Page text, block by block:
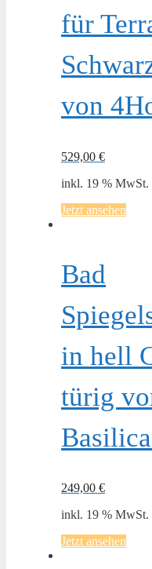
für
von
529,00 €
inkl. 19 % MwSt.
Jetzt ansehen
Bad
in hell
türig
249,00 €
inkl. 19 % MwSt.
Jetzt ansehen